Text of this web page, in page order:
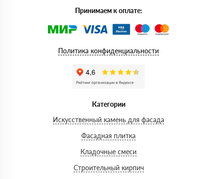
Принимаем к оплате:
Политика конфиденциальности
Категории
Искусственный камень для фасада
Фасадная плитка
Кладочные смеси
Строительный кирпич